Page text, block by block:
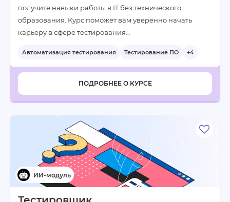
получите навыки работы в IT без технического
образования. Курс поможет вам уверенно начать
карьеру в сфере тестирования…
Автоматизация тестирования Тестирование ПО +4
ПОДРОБНЕЕ О КУРСЕ